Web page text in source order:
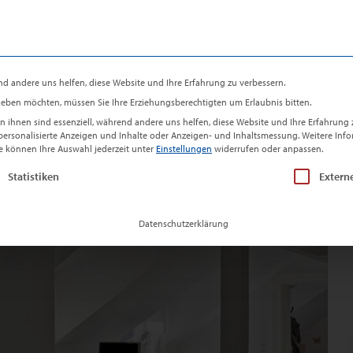
andere uns helfen, diese Website und Ihre Erfahrung zu verbessern.
möchten, müssen Sie Ihre Erziehungsberechtigten um Erlaubnis bitten.
sind essenziell, während andere uns helfen, diese Website und Ihre Erfahrung
Anzeigen und Inhalte oder Anzeigen- und Inhaltsmessung.Weitere
können Ihre Auswahl jederzeit unter Einstellungen widerrufen oder anpassen.
Einwilligung erteilt werden kann. Die erste
Statistiken
Datenschutzerklärung